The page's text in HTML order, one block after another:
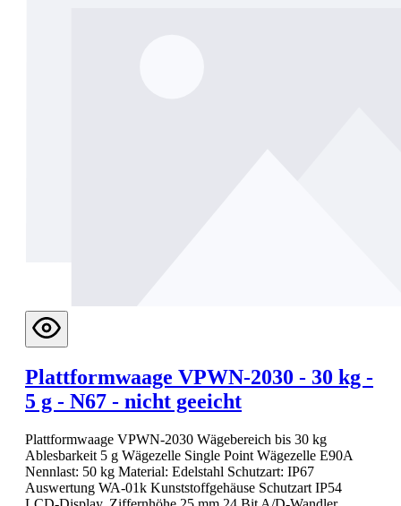
Plattformwaage VPWN-2030 - 30 kg -
5 g - N67 - nicht geeicht
Plattformwaage VPWN-2030 Wägebereich bis 30 kg
Ablesbarkeit 5 g Wägezelle Single Point Wägezelle E90A
Nennlast: 50 kg Material: Edelstahl Schutzart: IP67
Auswertung WA-01k Kunststoffgehäuse Schutzart IP54